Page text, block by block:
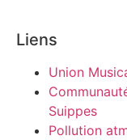
Liens
Union
Suippes
Pollution